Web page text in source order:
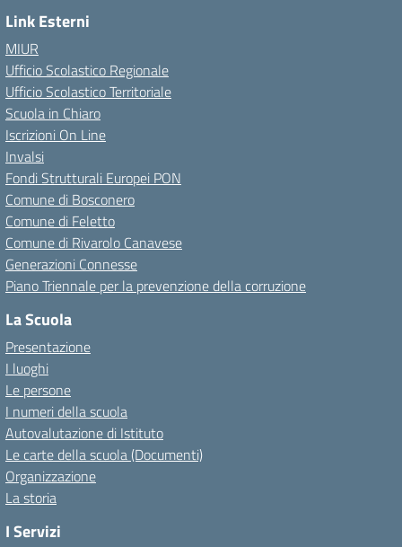
Link Esterni
MIUR
Ufficio Scolastico Regionale
Ufficio Scolastico Territoriale
Scuola in Chiaro
Iscrizioni On Line
Invalsi
Fondi Strutturali Europei PON
Comune di Bosconero
Comune di Feletto
Comune di Rivarolo Canavese
Generazioni Connesse
Piano Triennale per la prevenzione della corruzione
La Scuola
Presentazione
I luoghi
Le persone
I numeri della scuola
Autovalutazione di Istituto
Le carte della scuola (Documenti)
Organizzazione
La storia
I Servizi